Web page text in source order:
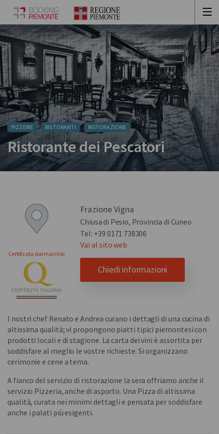
PIZZERIE RISTORANTI RISTORAZIONE
Ristorante dei Pescatori
Certificata dal marchio
Frazione Vigna
Chiusa di Pesio, Provincia di Cuneo
Tel: +39 0171 738306
Vai al sito web
Chiedi informazioni
I nostri chef Renato e Andrea curano i dettagli di una cucina di
altissima qualità; vi propongono piatti tipici piemontesi con
prodotti locali e di stagione. La carta dei vini è assortita per
soddisfare al meglio le vostre richieste. Si organizzano
cerimonie e cene a tema.
A fianco del servizio di ristorazione la sera offriamo anche il
servizio Pizzeria, anche di asporto. Una Pizza di altissima
qualità, curata nei minimi dettagli e pensata per soddisfare
anche i palati più esigenti.